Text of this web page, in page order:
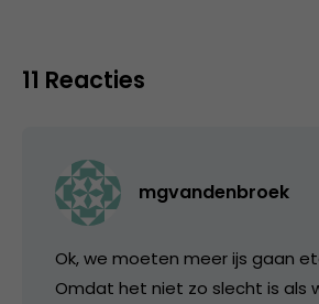
11 Reacties
mgvandenbroek
Ok, we moeten meer ijs gaan
Omdat het niet zo slecht is als